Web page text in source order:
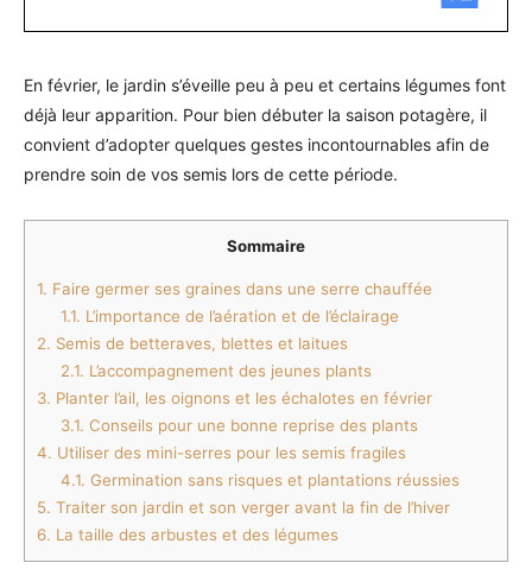
En février, le jardin s’éveille peu à peu et certains légumes font
déjà leur apparition. Pour bien débuter la saison potagère, il
convient d’adopter quelques gestes incontournables afin de
prendre soin de vos semis lors de cette période.
Sommaire
1. Faire germer ses graines dans une serre chauffée
1.1. L’importance de l’aération et de l’éclairage
2. Semis de betteraves, blettes et laitues
2.1. L’accompagnement des jeunes plants
3. Planter l’ail, les oignons et les échalotes en février
3.1. Conseils pour une bonne reprise des plants
4. Utiliser des mini-serres pour les semis fragiles
4.1. Germination sans risques et plantations réussies
5. Traiter son jardin et son verger avant la fin de l’hiver
6. La taille des arbustes et des légumes